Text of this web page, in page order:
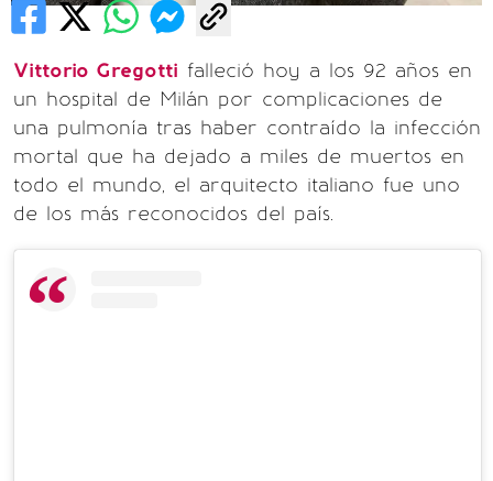
Vittorio Gregotti falleció hoy a los 92 años en
un hospital de Milán por complicaciones de
una pulmonía tras haber contraído la infección
mortal que ha dejado a miles de muertos en
todo el mundo, el arquitecto italiano fue uno
de los más reconocidos del país.